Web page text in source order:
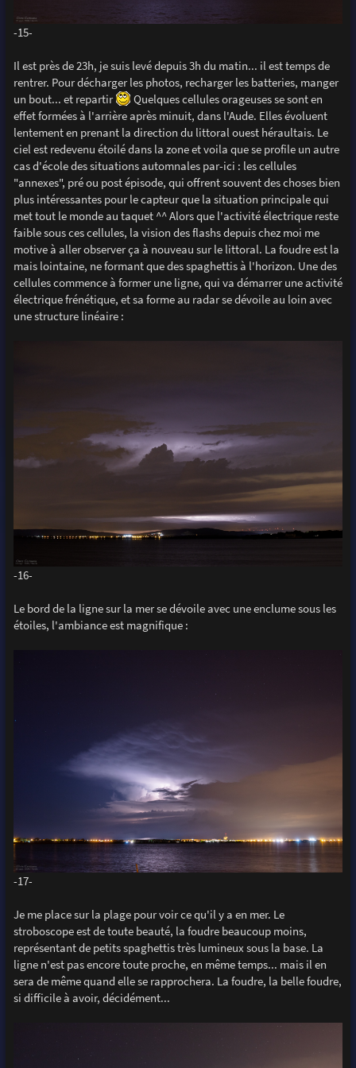
-15-
Il est près de 23h, je suis levé depuis 3h du matin... il est temps de
rentrer. Pour décharger les photos, recharger les batteries, manger
un bout... et repartir
Quelques cellules orageuses se sont en
effet formées à l'arrière après minuit, dans l'Aude. Elles évoluent
lentement en prenant la direction du littoral ouest héraultais. Le
ciel est redevenu étoilé dans la zone et voila que se profile un autre
cas d'école des situations automnales par-ici : les cellules
"annexes", pré ou post épisode, qui offrent souvent des choses bien
plus intéressantes pour le capteur que la situation principale qui
met tout le monde au taquet ^^ Alors que l'activité électrique reste
faible sous ces cellules, la vision des flashs depuis chez moi me
motive à aller observer ça à nouveau sur le littoral. La foudre est la
mais lointaine, ne formant que des spaghettis à l'horizon. Une des
cellules commence à former une ligne, qui va démarrer une activité
électrique frénétique, et sa forme au radar se dévoile au loin avec
une structure linéaire :
-16-
Le bord de la ligne sur la mer se dévoile avec une enclume sous les
étoiles, l'ambiance est magnifique :
-17-
Je me place sur la plage pour voir ce qu'il y a en mer. Le
stroboscope est de toute beauté, la foudre beaucoup moins,
représentant de petits spaghettis très lumineux sous la base. La
ligne n'est pas encore toute proche, en même temps... mais il en
sera de même quand elle se rapprochera. La foudre, la belle foudre,
si difficile à avoir, décidément...